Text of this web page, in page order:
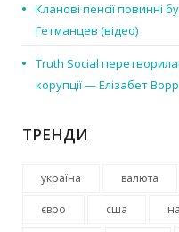
Кланові пенсії повинні
Гетманцев (відео)
Truth Social
корупції — Елізабет
ТРЕНДИ
україна валюта
євро сша